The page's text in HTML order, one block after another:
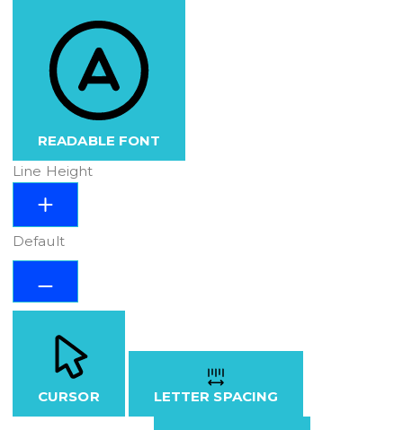
READABLE FONT
Line Height
Default
CURSOR LETTER SPACING